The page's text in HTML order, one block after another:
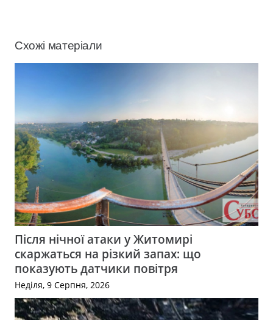
Схожі матеріали
Після нічної атаки у Житомирі
скаржаться на різкий запах: що
показують датчики повітря
Неділя, 9 Серпня, 2026